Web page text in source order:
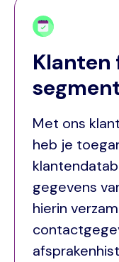
Klanten
Met ons
heb je
gegevens
hierin